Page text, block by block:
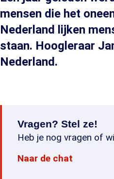
mensen die het
Nederland lijken
staan. Hoogleraar
Nederland.
Vragen? Stel ze!
Heb je nog vragen of
Naar de chat